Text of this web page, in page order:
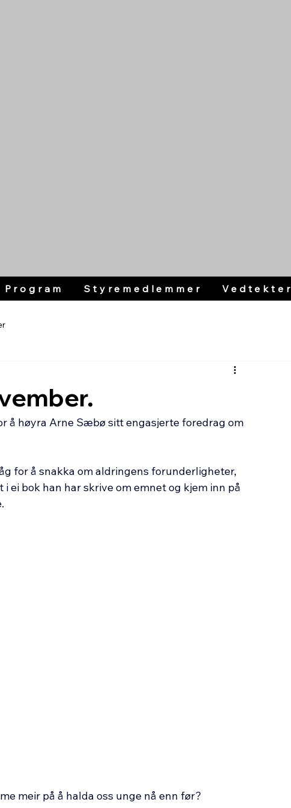
Program Styremedlemmer Vedtekter
å høyra Arne Sæbø sitt engasjerte foredrag om
for å snakka om aldringens forunderligheter,
ei bok han har skrive om emnet og kjem inn på
meir på å halda oss unge nå enn før?